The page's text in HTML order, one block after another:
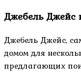
Джебель Джейс
Джебель Джейс,
домом для
предлагающих